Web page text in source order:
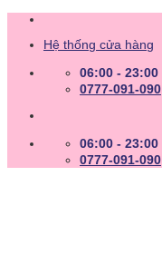
Skip
contentHệ thống cửa hàng
06:00 - 23:00
0777-091-090
06:00 - 23:00
0777-091-090